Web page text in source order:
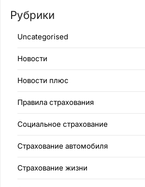
Рубрики
Uncategorised
Новости
Новости плюс
Правила страхования
Социальное страхование
Страхование автомобиля
Страхование жизни